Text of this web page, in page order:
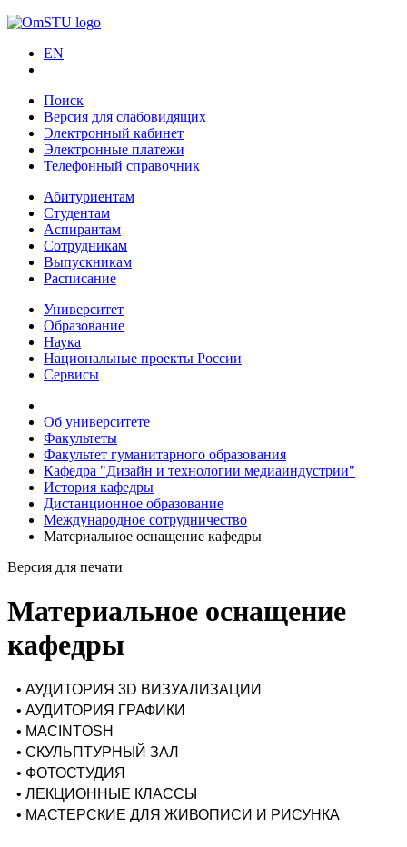
EN
Поиск
Версия для слабовидящих
Электронный кабинет
Электронные платежи
Телефонный справочник
Абитуриентам
Студентам
Аспирантам
Сотрудникам
Выпускникам
Расписание
Университет
Образование
Наука
Национальные проекты России
Сервисы
Об университете
Факультеты
Факультет гуманитарного образования
Кафедра "Дизайн и технологии медиаиндустрии"
История кафедры
Дистанционное образование
Международное сотрудничество
Материальное оснащение кафедры
Версия для печати
Материальное оснащение
кафедры
• АУДИТОРИЯ 3D ВИЗУАЛИЗАЦИИ
• АУДИТОРИЯ ГРАФИКИ
• MACINTOSH
• СКУЛЬПТУРНЫЙ ЗАЛ
• ФОТОСТУДИЯ
• ЛЕКЦИОННЫЕ КЛАССЫ
• МАСТЕРСКИЕ ДЛЯ ЖИВОПИСИ И РИСУНКА